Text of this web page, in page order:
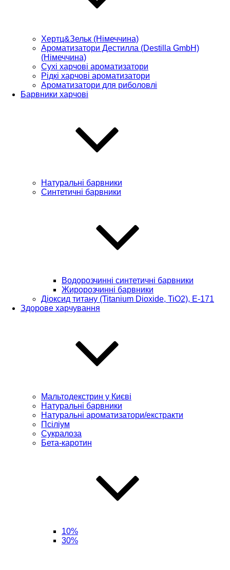
Хертц&Зельк (Німеччина)
Ароматизатори Дестилла (Destilla GmbH)
(Німеччина)
Сухі харчові ароматизатори
Рідкі харчові ароматизатори
Ароматизатори для риболовлі
Барвники харчові
Натуральні барвники
Синтетичні барвники
Водорозчинні синтетичні барвники
Жиророзчинні барвники
Діоксид титану (Titanium Dioxide, TiO2), Е-171
Здорове харчування
Мальтодекстрин у Києві
Натуральні барвники
Натуральні ароматизатори/екстракти
Псіліум
Сукралоза
Бета-каротин
10%
30%